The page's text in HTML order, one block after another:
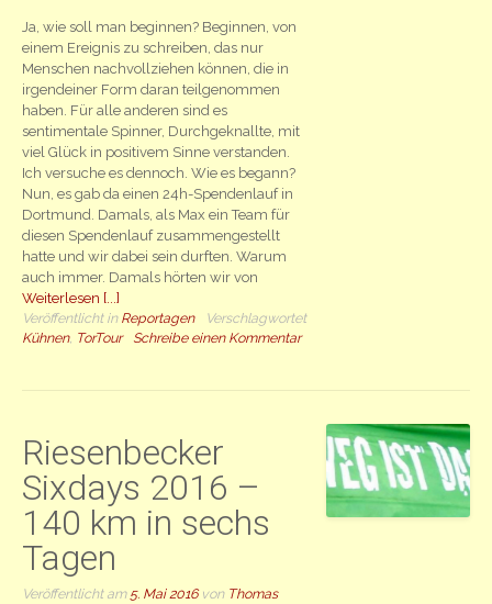
Ja, wie soll man beginnen? Beginnen, von
einem Ereignis zu schreiben, das nur
Menschen nachvollziehen können, die in
irgendeiner Form daran teilgenommen
haben. Für alle anderen sind es
sentimentale Spinner, Durchgeknallte, mit
viel Glück in positivem Sinne verstanden.
Ich versuche es dennoch. Wie es begann?
Nun, es gab da einen 24h-Spendenlauf in
Dortmund. Damals, als Max ein Team für
diesen Spendenlauf zusammengestellt
hatte und wir dabei sein durften. Warum
auch immer. Damals hörten wir von
Weiterlesen [...]
Veröffentlicht in Reportagen
Verschlagwortet
Kühnen, TorTour Schreibe einen Kommentar
Riesenbecker
Sixdays 2016 –
140 km in sechs
Tagen
Veröffentlicht am 5. Mai 2016von Thomas